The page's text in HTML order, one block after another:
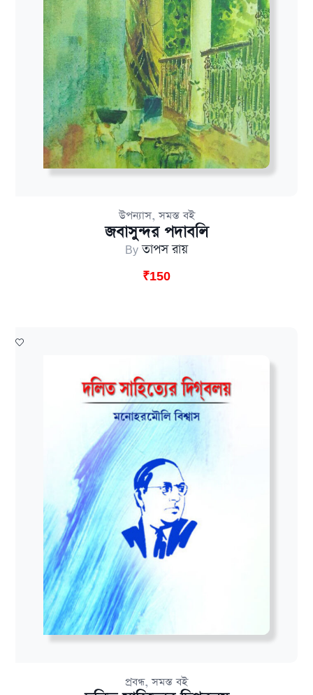
উপন্যাস,সমস্ত বই
জবাসুন্দর পদাবলি
Byতাপস রায়
₹150
প্রবন্ধ,সমস্ত বই